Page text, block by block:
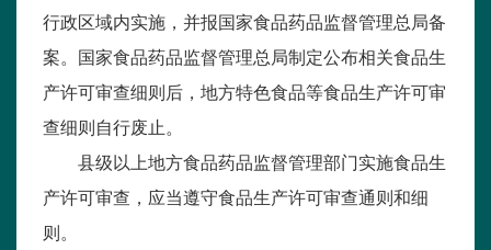
行政区域内实施，并报国家食品药品监督管理总局备
案。国家食品药品监督管理总局制定公布相关食品生
产许可审查细则后，地方特色食品等食品生产许可审
查细则自行废止。
县级以上地方食品药品监督管理部门实施食品生
产许可审查，应当遵守食品生产许可审查通则和细
则。